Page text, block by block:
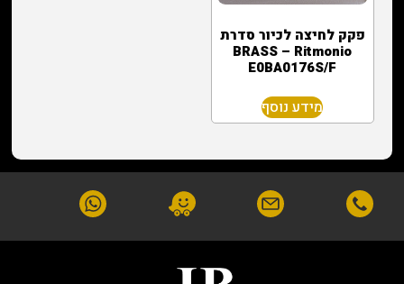
פקק לחיצה לכיור סדרת
BRASS – Ritmonio
E0BA0176S/F
מידע נוסף